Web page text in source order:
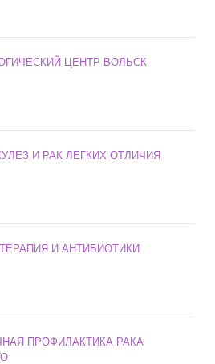
ЦЕНТР ВОЛЬСК
И РАК ЛЕГКИХ ОТЛИЧИЯ
И АНТИБИОТИКИ
ПРОФИЛАКТИКА РАКА